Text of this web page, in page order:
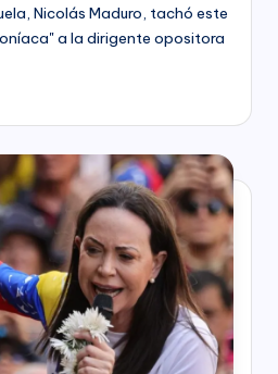
Nicolás Maduro, tachó este
a la dirigente opositora